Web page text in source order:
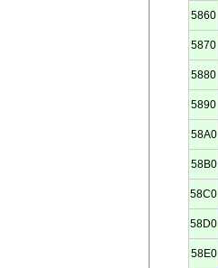
5860
5870
5880
5890
58A0
58B0
58C0
58D0
58E0